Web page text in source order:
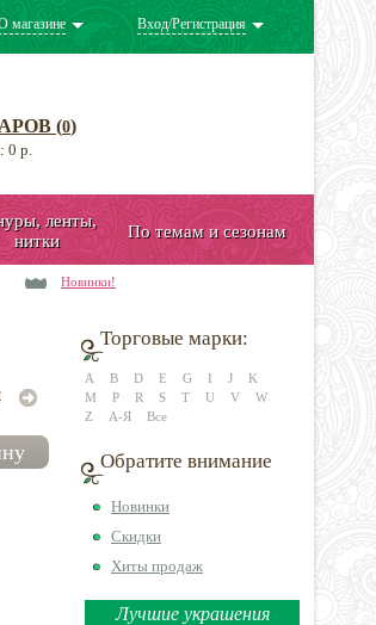
магазине Вход/Регистрация
(0)
0 р.
ленты,
нитки
По темам и сезонам
Новинки!
Торговые марки:
A B D E G I J
K
M
P R S T U V
W
Z
А-Я Все
Обратите внимание
Новинки
Скидки
Хиты продаж
Лучшие украшения